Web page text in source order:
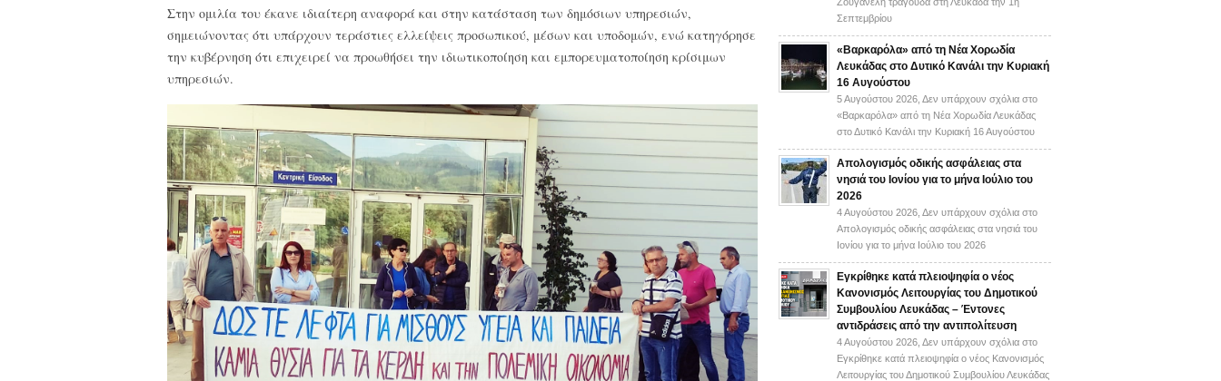
Στην ομιλία του έκανε ιδιαίτερη αναφορά και στην κατάσταση των δημόσιων υπηρεσιών,
σημειώνοντας ότι υπάρχουν τεράστιες ελλείψεις προσωπικού, μέσων και υποδομών, ενώ κατηγόρησε
την κυβέρνηση ότι επιχειρεί να προωθήσει την ιδιωτικοποίηση και εμπορευματοποίηση κρίσιμων
υπηρεσιών.
Σεπτεμβρίου
«Βαρκαρόλα» από τη Νέα Χορωδία
Λευκάδας στο Δυτικό Κανάλι την Κυριακή
16 Αυγούστου
5 Αυγούστου 2026, Δεν υπάρχουν σχόλια στο
«Βαρκαρόλα» από τη Νέα Χορωδία Λευκάδας
στο Δυτικό Κανάλι την Κυριακή 16 Αυγούστου
Απολογισμός οδικής ασφάλειας στα
νησιά του Ιονίου για το μήνα Ιούλιο του
2026
4 Αυγούστου 2026, Δεν υπάρχουν σχόλια στο
Απολογισμός οδικής ασφάλειας στα νησιά του
Ιονίου για το μήνα Ιούλιο του 2026
Εγκρίθηκε κατά πλειοψηφία ο νέος
Κανονισμός Λειτουργίας του Δημοτικού
Συμβουλίου Λευκάδας – Έντονες
αντιδράσεις από την αντιπολίτευση
4 Αυγούστου 2026, Δεν υπάρχουν σχόλια στο
Εγκρίθηκε κατά πλειοψηφία ο νέος Κανονισμός
Λειτουργίας του Δημοτικού Συμβουλίου Λευκάδας